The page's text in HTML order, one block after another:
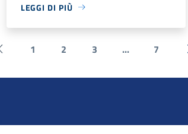
LEGGI DI PIÙ
Pagina precedente
1 2 3 ... 7